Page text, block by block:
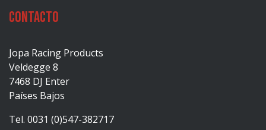
Contacto
Jopa Racing Products
Veldegge 8
7468 DJ Enter
Países Bajos
Tel. 0031 (0)547-382717